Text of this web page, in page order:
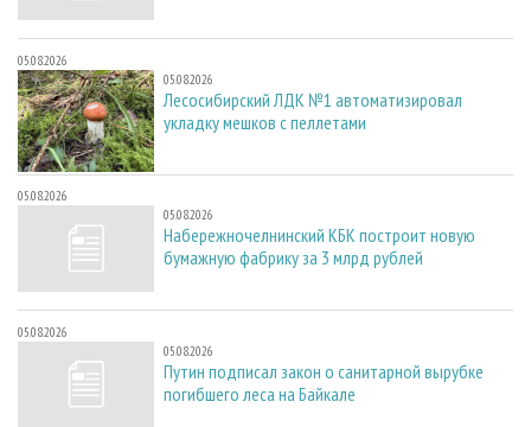
05.08.2026
05.08.2026
Лесосибирский ЛДК №1 автоматизировал
укладку мешков с пеллетами
05.08.2026
05.08.2026
Набережночелнинский КБК построит новую
бумажную фабрику за 3 млрд рублей
05.08.2026
05.08.2026
Путин подписал закон о санитарной вырубке
погибшего леса на Байкале